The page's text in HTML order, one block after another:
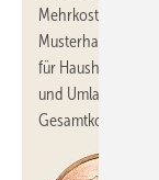
Mehrkosten dann
Musterhaushalt.
für
und Umlage bei
Gesamtkosten von